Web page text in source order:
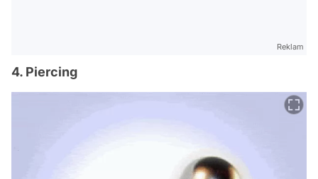
Reklam
4. Piercing